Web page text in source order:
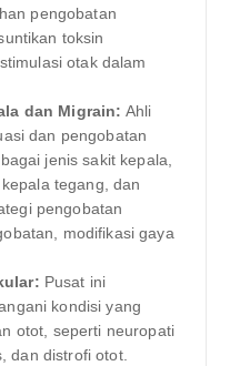
pengobatan
toksin
otak dalam
dan Migrain: Ahli
dan pengobatan
jenis sakit kepala,
tegang, dan
pengobatan
modifikasi gaya
Pusat ini
kondisi yang
otot, seperti neuropati
dan distrofi otot.